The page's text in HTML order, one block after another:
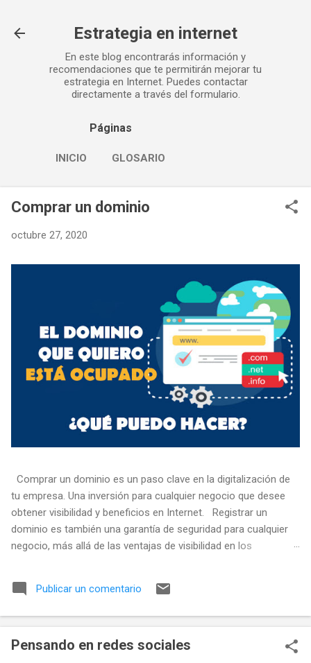
Estrategia en internet
En este blog encontrarás información y
recomendaciones que te permitirán mejorar tu
estrategia en Internet. Puedes contactar
directamente a través del formulario.
Páginas
INICIO GLOSARIO
Comprar un dominio
octubre 27, 2020
Comprar un dominio es un paso clave en la digitalización de
tu empresa. Una inversión para cualquier negocio que desee
obtener visibilidad y beneficios en Internet. Registrar un
dominio es también una garantía de seguridad para cualquier
negocio, más allá de las ventajas de visibilidad en los
consolidar tu presencia en internet. Expresado de forma
simple, el nombre de dominio o dominio es el nombre de un
de correo o de "www." en una dirección web. El nombre de tu
dominio será aquello que le dirás a cualquiera que te pregunte
Publicar un comentario
Pensando en redes sociales